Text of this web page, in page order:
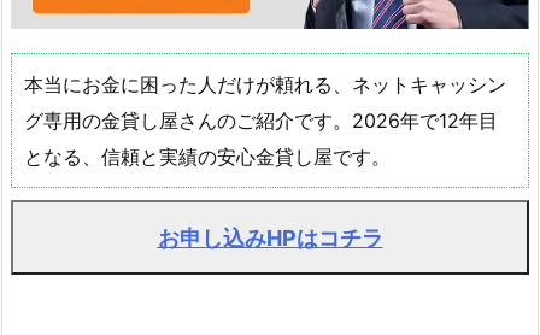
本当にお金に困った人だけが頼れる、ネットキャッシン
グ専用の金貸し屋さんのご紹介です。2026年で12年目
となる、信頼と実績の安心金貸し屋です。
お申し込みHPはコチラ